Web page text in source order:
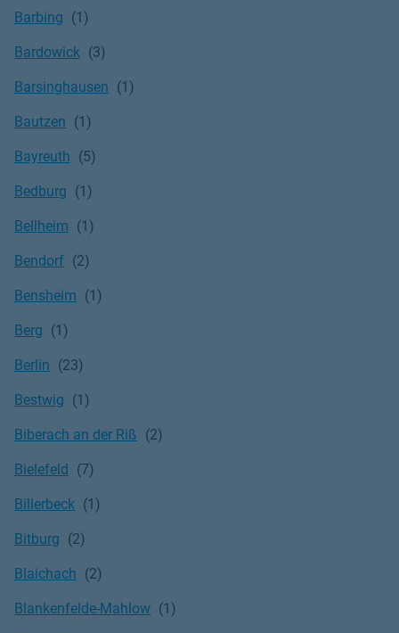
Barbing
Bardowick
Barsinghausen
Bautzen
Bayreuth
Bedburg
Bellheim
Bendorf
Bensheim
Berg
Berlin
Bestwig
Biberach an der Riß
Bielefeld
Billerbeck
Bitburg
Blaichach
Blankenfelde-Mahlow